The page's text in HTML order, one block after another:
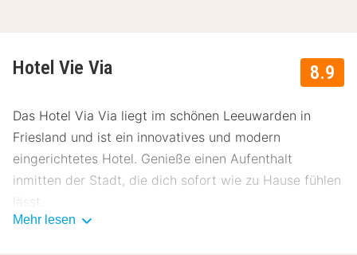
8.9
Hotel Vie Via
Das Hotel Via Via liegt im schönen Leeuwarden in
Friesland und ist ein innovatives und modern
eingerichtetes Hotel. Genieße einen Aufenthalt
inmitten der Stadt, die dich sofort wie zu Hause fühlen
lässt.
Mehr lesen